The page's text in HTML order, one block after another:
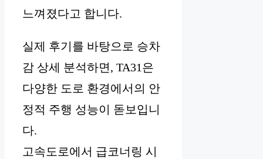
느껴졌다고 합니다.
실제 후기를 바탕으로 승차
감 상세 분석하면, TA31은
다양한 도로 환경에서의 안
정적 주행 성능이 돋보입니
다.
고속도로에서 급코너링 시